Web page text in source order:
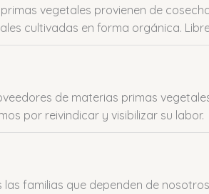
vegetales provienen de
cultivadas en forma orgánica.
de materias primas
por reivindicar y visibilizar su labor.
familias que dependen de